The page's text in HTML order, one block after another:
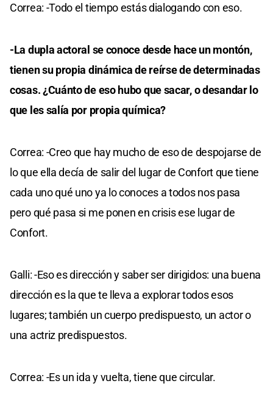
Correa: -Todo el tiempo estás dialogando con eso.
-La dupla actoral se conoce desde hace un montón,
tienen su propia dinámica de reírse de determinadas
cosas. ¿Cuánto de eso hubo que sacar, o desandar lo
que les salía por propia química?
Correa: -Creo que hay mucho de eso de despojarse de
lo que ella decía de salir del lugar de Confort que tiene
cada uno qué uno ya lo conoces a todos nos pasa
pero qué pasa si me ponen en crisis ese lugar de
Confort.
Galli: -Eso es dirección y saber ser dirigidos: una buena
dirección es la que te lleva a explorar todos esos
lugares; también un cuerpo predispuesto, un actor o
una actriz predispuestos.
Correa: -Es un ida y vuelta, tiene que circular.